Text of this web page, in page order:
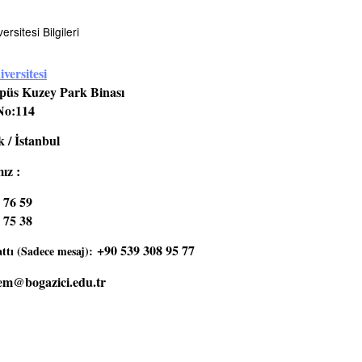
Bilgileri
Kuzey Park Binası
/ İstanbul
:
59
38
(Sadece mesaj): +90 539 308 95 77